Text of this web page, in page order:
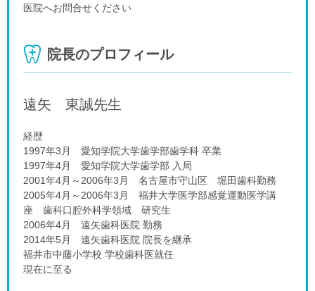
医院へお問合せください
院長のプロフィール
遠矢 東誠先生
経歴
1997年3月 愛知学院大学歯学部歯学科 卒業
1997年4月 愛知学院大学歯学部 入局
2001年4月～2006年3月 名古屋市守山区 堀田歯科勤務
2005年4月～2006年3月 福井大学医学部感覚運動医学講
座 歯科口腔外科学領域 研究生
2006年4月 遠矢歯科医院 勤務
2014年5月 遠矢歯科医院 院長を継承
福井市中藤小学校 学校歯科医就任
現在に至る